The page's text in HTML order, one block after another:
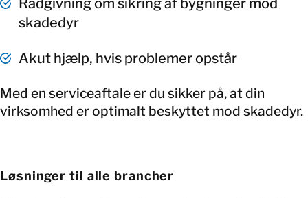
skadedyr
Akut hjælp, hvis problemer opstår
Med en serviceaftale er du sikker på, at din
virksomhed er optimalt beskyttet mod skadedyr.
Løsninger til alle brancher